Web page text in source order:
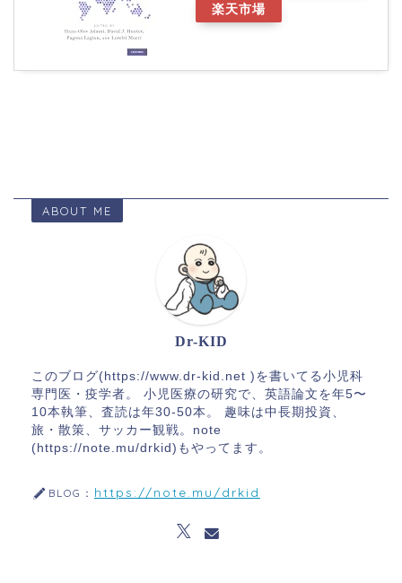
楽天市場
ABOUT ME
Dr-KID
このブログ(https://www.dr-kid.net )を書いてる小児科
専門医・疫学者。 小児医療の研究で、英語論文を年5〜
10本執筆、査読は年30-50本。 趣味は中長期投資、
旅・散策、サッカー観戦。note
(https://note.mu/drkid)もやってます。
BLOG： https://note.mu/drkid